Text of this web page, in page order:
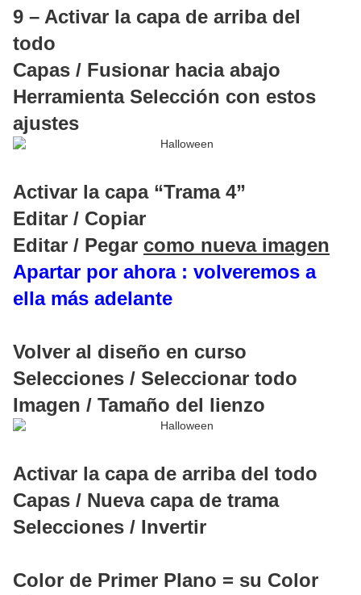
9 – Activar la capa de arriba del
todo
Capas / Fusionar hacia abajo
Herramienta Selección con estos
ajustes
Activar la capa “Trama 4”
Editar / Copiar
Editar / Pegar como nueva imagen
Apartar por ahora : volveremos a
ella más adelante
Volver al diseño en curso
Selecciones / Seleccionar todo
Imagen / Tamaño del lienzo
Activar la capa de arriba del todo
Capas / Nueva capa de trama
Selecciones / Invertir
Color de Primer Plano = su Color